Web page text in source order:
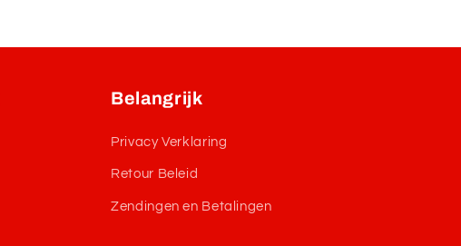
Belangrijk
Privacy Verklaring
Retour Beleid
Zendingen en Betalingen